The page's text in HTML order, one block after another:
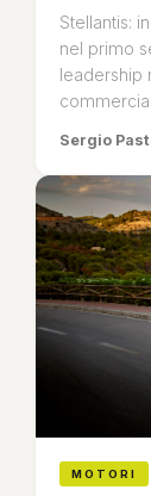
Stellantis:
nel primo
leadership
Sergio
MOTORI